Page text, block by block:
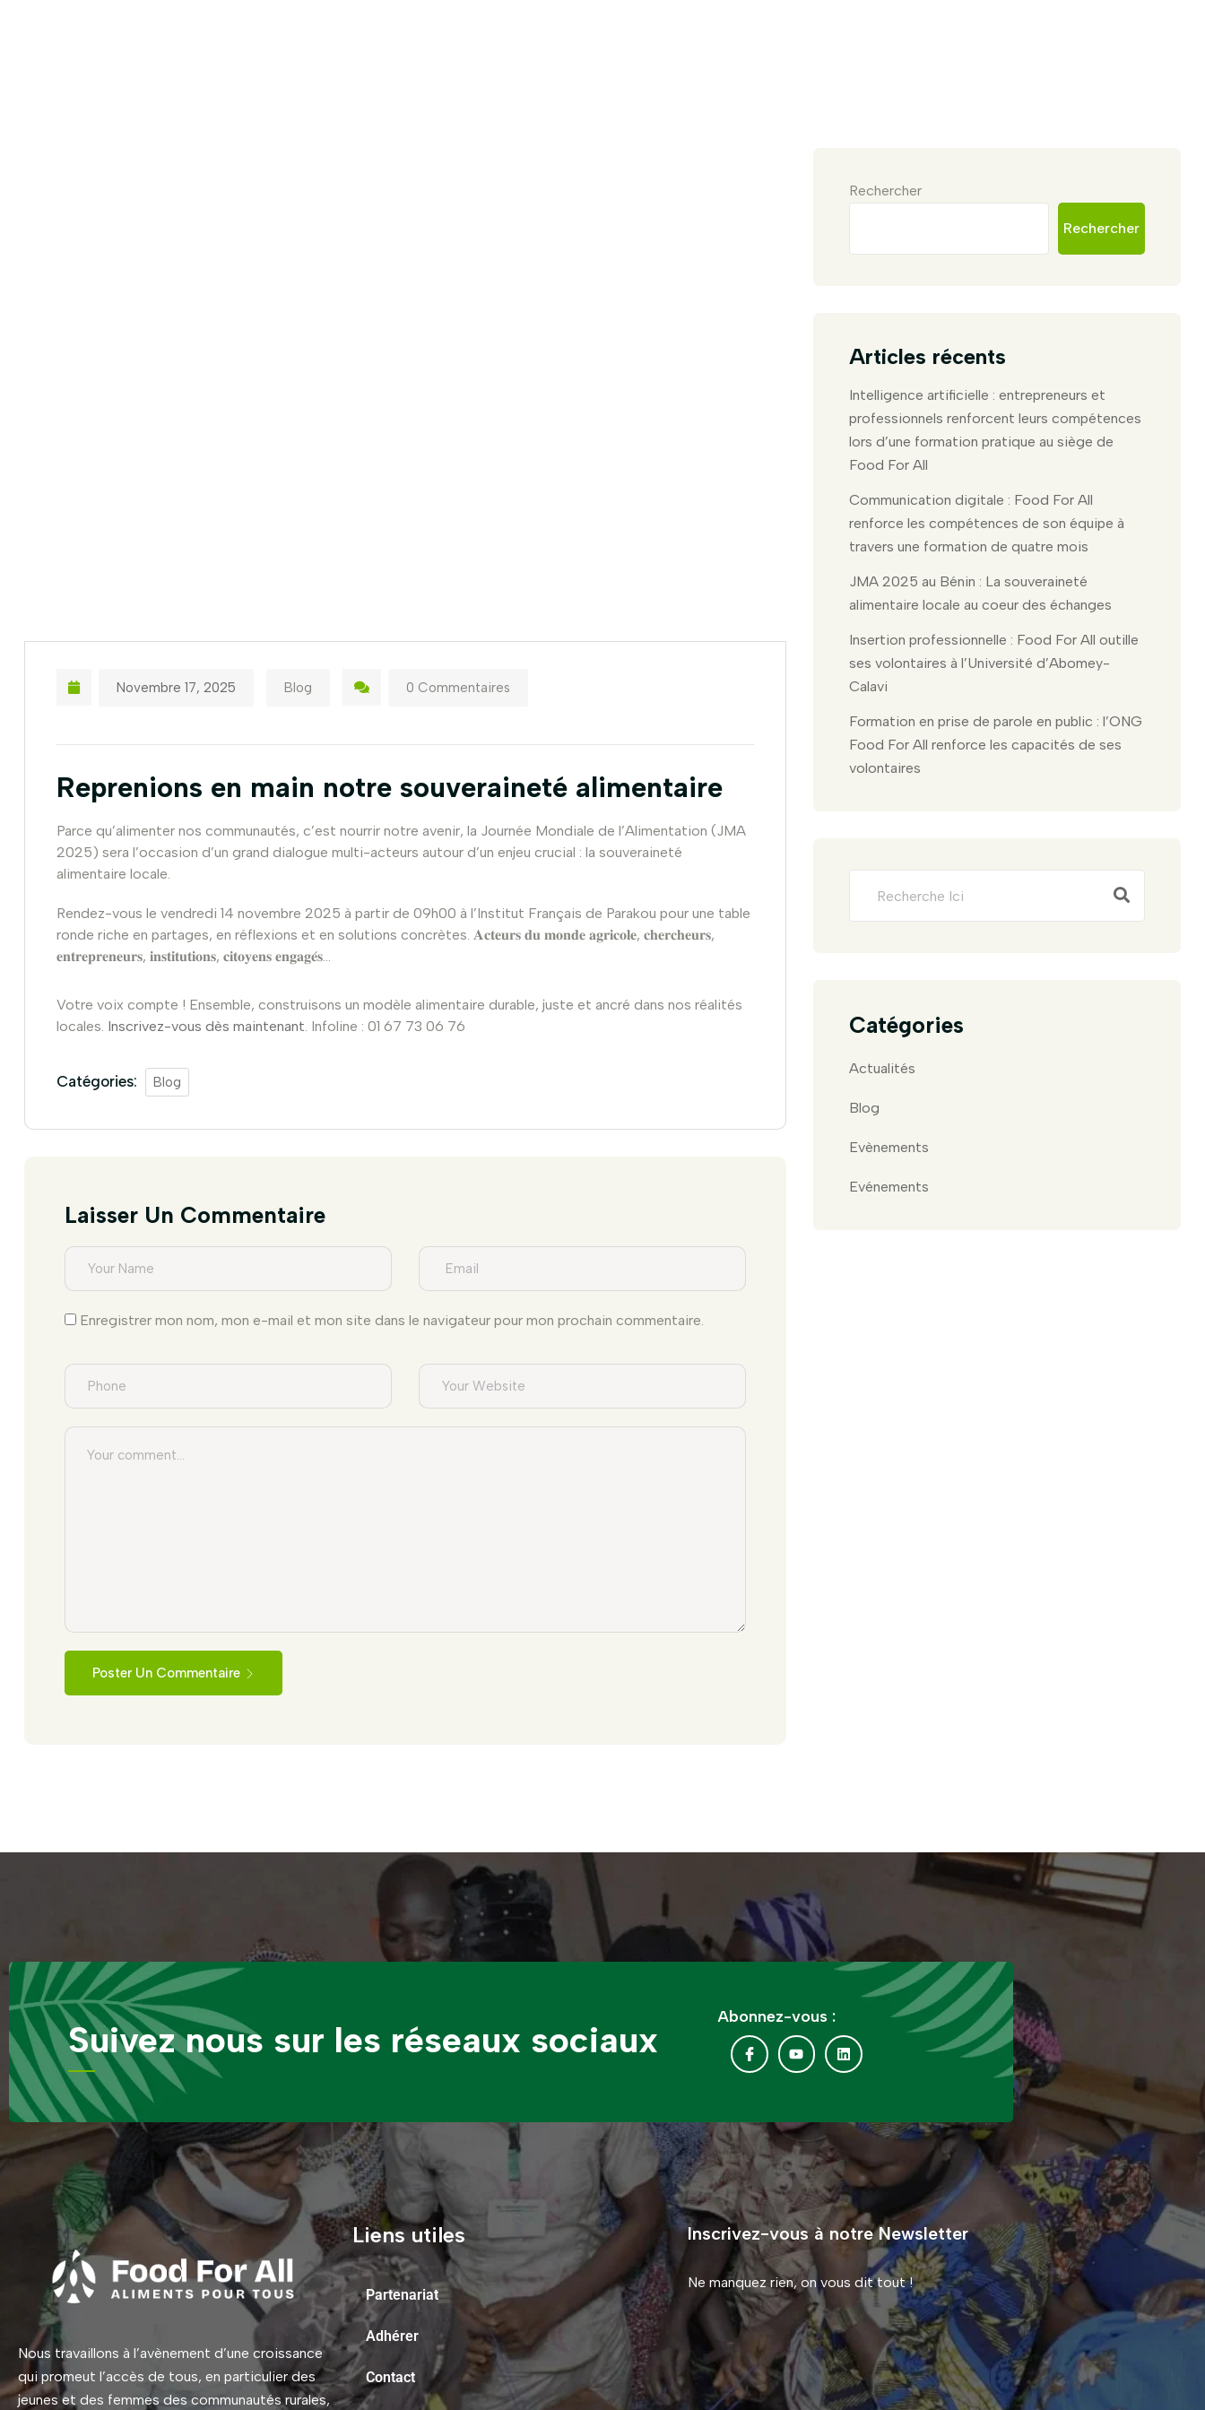
Novembre 17, 2025 Blog 0 Commentaires
Reprenions en main notre souveraineté alimentaire
Parce qu’alimenter nos communautés, c’est nourrir notre avenir, la Journée Mondiale de l’Alimentation (JMA
2025) sera l’occasion d’un grand dialogue multi-acteurs autour d’un enjeu crucial : la souveraineté
alimentaire locale.
Rendez-vous le vendredi 14 novembre 2025 à partir de 09h00 à l’Institut Français de Parakou pour une table
ronde riche en partages, en réflexions et en solutions concrètes. 𝐀𝐜𝐭𝐞𝐮𝐫𝐬 𝐝𝐮 𝐦𝐨𝐧𝐝𝐞 𝐚𝐠𝐫𝐢𝐜𝐨𝐥𝐞, 𝐜𝐡𝐞𝐫𝐜𝐡𝐞𝐮𝐫𝐬,
𝐞𝐧𝐭𝐫𝐞𝐩𝐫𝐞𝐧𝐞𝐮𝐫𝐬, 𝐢𝐧𝐬𝐭𝐢𝐭𝐮𝐭𝐢𝐨𝐧𝐬, 𝐜𝐢𝐭𝐨𝐲𝐞𝐧𝐬 𝐞𝐧𝐠𝐚𝐠𝐞́𝐬…
Votre voix compte ! Ensemble, construisons un modèle alimentaire durable, juste et ancré dans nos réalités
locales. Inscrivez-vous dès maintenant. Infoline : 01 67 73 06 76
Catégories: Blog
Laisser Un Commentaire
Enregistrer mon nom, mon e-mail et mon site dans le navigateur pour mon prochain commentaire.
Poster Un Commentaire
Rechercher
Rechercher
Articles récents
Intelligence artificielle : entrepreneurs et
professionnels renforcent leurs compétences
lors d’une formation pratique au siège de
Food For All
Communication digitale : Food For All
renforce les compétences de son équipe à
travers une formation de quatre mois
JMA 2025 au Bénin : La souveraineté
alimentaire locale au coeur des échanges
Insertion professionnelle : Food For All outille
ses volontaires à l’Université d’Abomey-
Calavi
Formation en prise de parole en public : l’ONG
Food For All renforce les capacités de ses
volontaires
Catégories
Actualités
Blog
Evènements
Evénements
Suivez nous sur les réseaux sociaux
Abonnez-vous :
Nous travaillons à l’avènement d’une croissance
qui promeut l’accès de tous, en particulier des
jeunes et des femmes des communautés rurales,
Liens utiles
Partenariat
Adhérer
Contact
Inscrivez-vous à notre Newsletter
Ne manquez rien, on vous dit tout !